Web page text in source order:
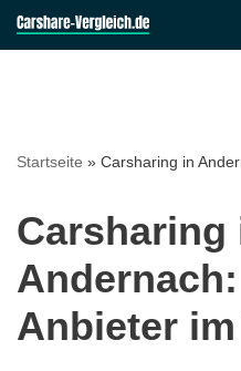
Startseite » Carsharing in
Carsharing
Anbieter